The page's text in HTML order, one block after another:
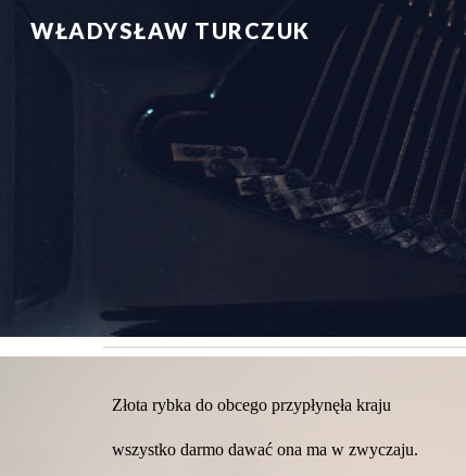
WŁADYSŁAW TURCZUK
Złota rybka do obcego przypłynęła kraju
wszystko darmo dawać ona ma w zwyczaju.